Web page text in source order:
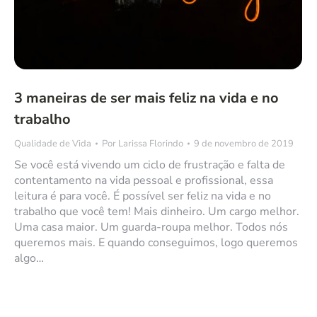
3 maneiras de ser mais feliz na vida e no
trabalho
Qualidade de Vida Por Larissa Florindo 9 de novembro de 2019
Se você está vivendo um ciclo de frustração e falta de
contentamento na vida pessoal e profissional, essa
leitura é para você. É possível ser feliz na vida e no
trabalho que você tem! Mais dinheiro. Um cargo melhor.
Uma casa maior. Um guarda-roupa melhor. Todos nós
queremos mais. E quando conseguimos, logo queremos
algo…